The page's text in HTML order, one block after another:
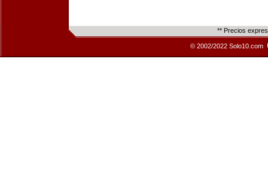
** Precios
© 2002/2022 Solo10.com